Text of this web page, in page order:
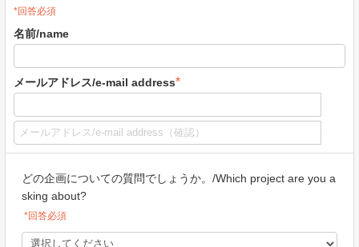
*回答必須
名前/name
メールアドレス/e-mail address*
どの企画についての質問でしょうか。/Which project are you a
sking about?
*回答必須